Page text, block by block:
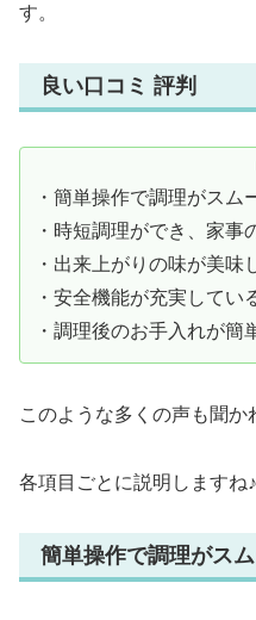
す。
良い口コミ 評判
・簡単操作で調理がスム
・時短調理ができ、家事
・出来上がりの味が美味
・安全機能が充実して
・調理後のお手入れが簡
このような多くの声も聞か
各項目ごとに説明しますね♪
簡単操作で調理がス